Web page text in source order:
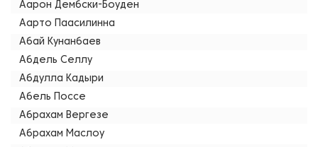
Аарон Дембски-Боуден
Аарто Паасилинна
Абай Кунанбаев
Абдель Селлу
Абдулла Кадыри
Абель Поссе
Абрахам Вергезе
Абрахам Маслоу